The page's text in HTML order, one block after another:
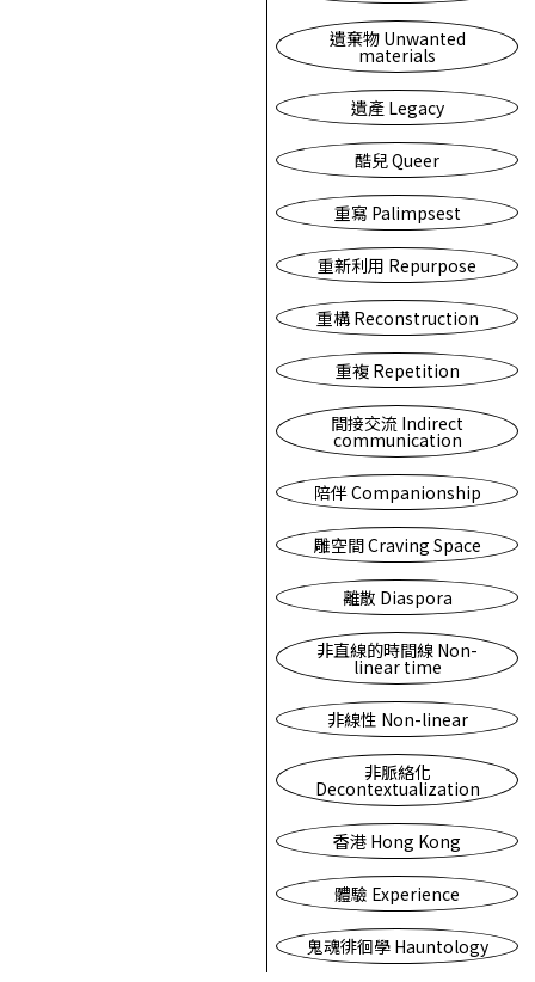
遺棄物 Unwanted
materials
遺產 Legacy
酷兒 Queer
重寫 Palimpsest
重新利用 Repurpose
重構 Reconstruction
重複 Repetition
間接交流 Indirect
communication
陪伴 Companionship
雕空間 Craving Space
離散 Diaspora
非直線的時間線 Non-
linear time
非線性 Non-linear
非脈絡化
Decontextualization
香港 Hong Kong
體驗 Experience
鬼魂徘徊學 Hauntology